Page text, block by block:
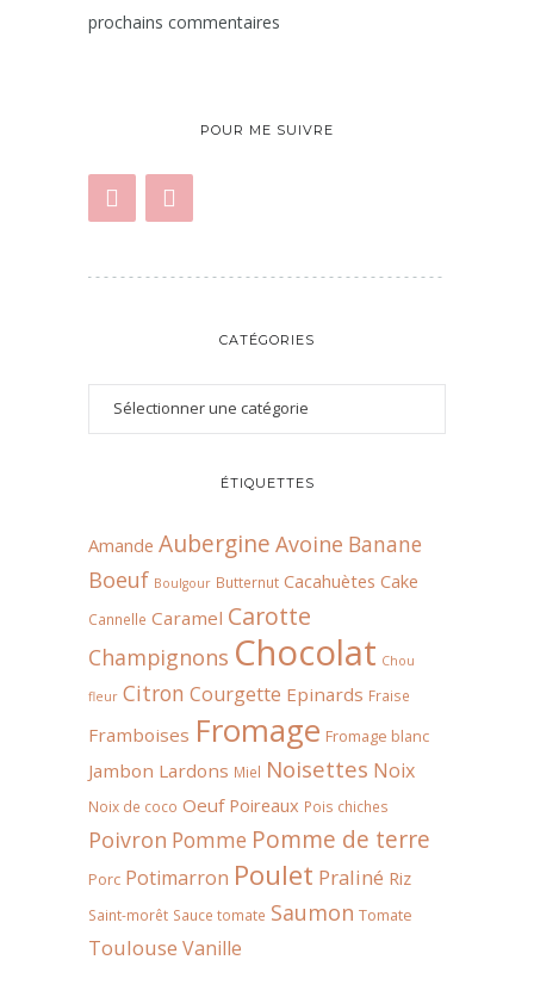
prochains commentaires
POUR ME SUIVRE
CATÉGORIES
ÉTIQUETTES
Amande Aubergine Avoine Banane
Boeuf Boulgour Butternut Cacahuètes Cake
Cannelle Caramel Carotte
Champignons Chocolat Chou
fleur Citron Courgette Epinards Fraise
Framboises Fromage Fromage blanc
Jambon Lardons Miel Noisettes Noix
Noix de coco Oeuf Poireaux Pois chiches
Poivron Pomme Pomme de terre
Porc Potimarron Poulet Praliné Riz
Saint-morêt Sauce tomate Saumon Tomate
Toulouse Vanille